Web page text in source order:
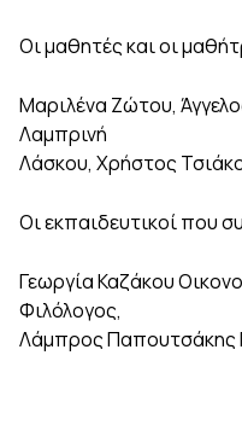
Οι μαθητές και οι
Μαριλένα Ζώτου,
Λαμπρινή
Λάσκου, Χρήστος
Οι εκπαιδευτικοί που
Γεωργία Καζάκου
Φιλόλογος,
Λάμπρος Παπουτσάκης